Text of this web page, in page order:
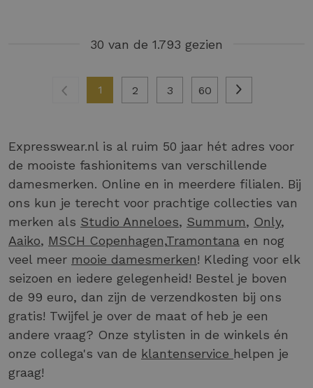
30 van de 1.793 gezien
1 2 3 60
Expresswear.nl is al ruim 50 jaar hét adres voor
de mooiste fashionitems van verschillende
damesmerken. Online en in meerdere filialen. Bij
ons kun je terecht voor prachtige collecties van
merken als Studio Anneloes, Summum, Only,
Aaiko, MSCH Copenhagen,Tramontana en nog
veel meer mooie damesmerken! Kleding voor elk
seizoen en iedere gelegenheid! Bestel je boven
de 99 euro, dan zijn de verzendkosten bij ons
gratis! Twijfel je over de maat of heb je een
andere vraag? Onze stylisten in de winkels én
onze collega's van de klantenservice helpen je
graag!